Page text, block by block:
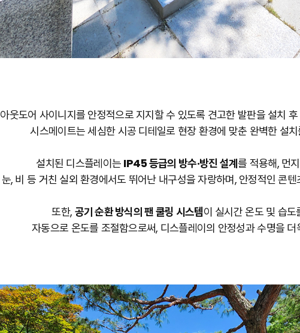
아웃도어 사이니지를 안정적으로 지지할 수 있도록 견고한 발판을 설치
시스메이트는 세심한 시공 디테일로 현장 환경에 맞춘 완벽한 설
설치된 디스플레이는 IP45 등급의 방수·방진 설계를 적용해, 먼
눈, 비 등 거친 실외 환경에서도 뛰어난 내구성을 자랑하며, 안정적인 콘
또한, 공기 순환 방식의 팬 쿨링 시스템이 실시간 온도 및 습도
자동으로 온도를 조절함으로써, 디스플레이의 안정성과 수명을 더